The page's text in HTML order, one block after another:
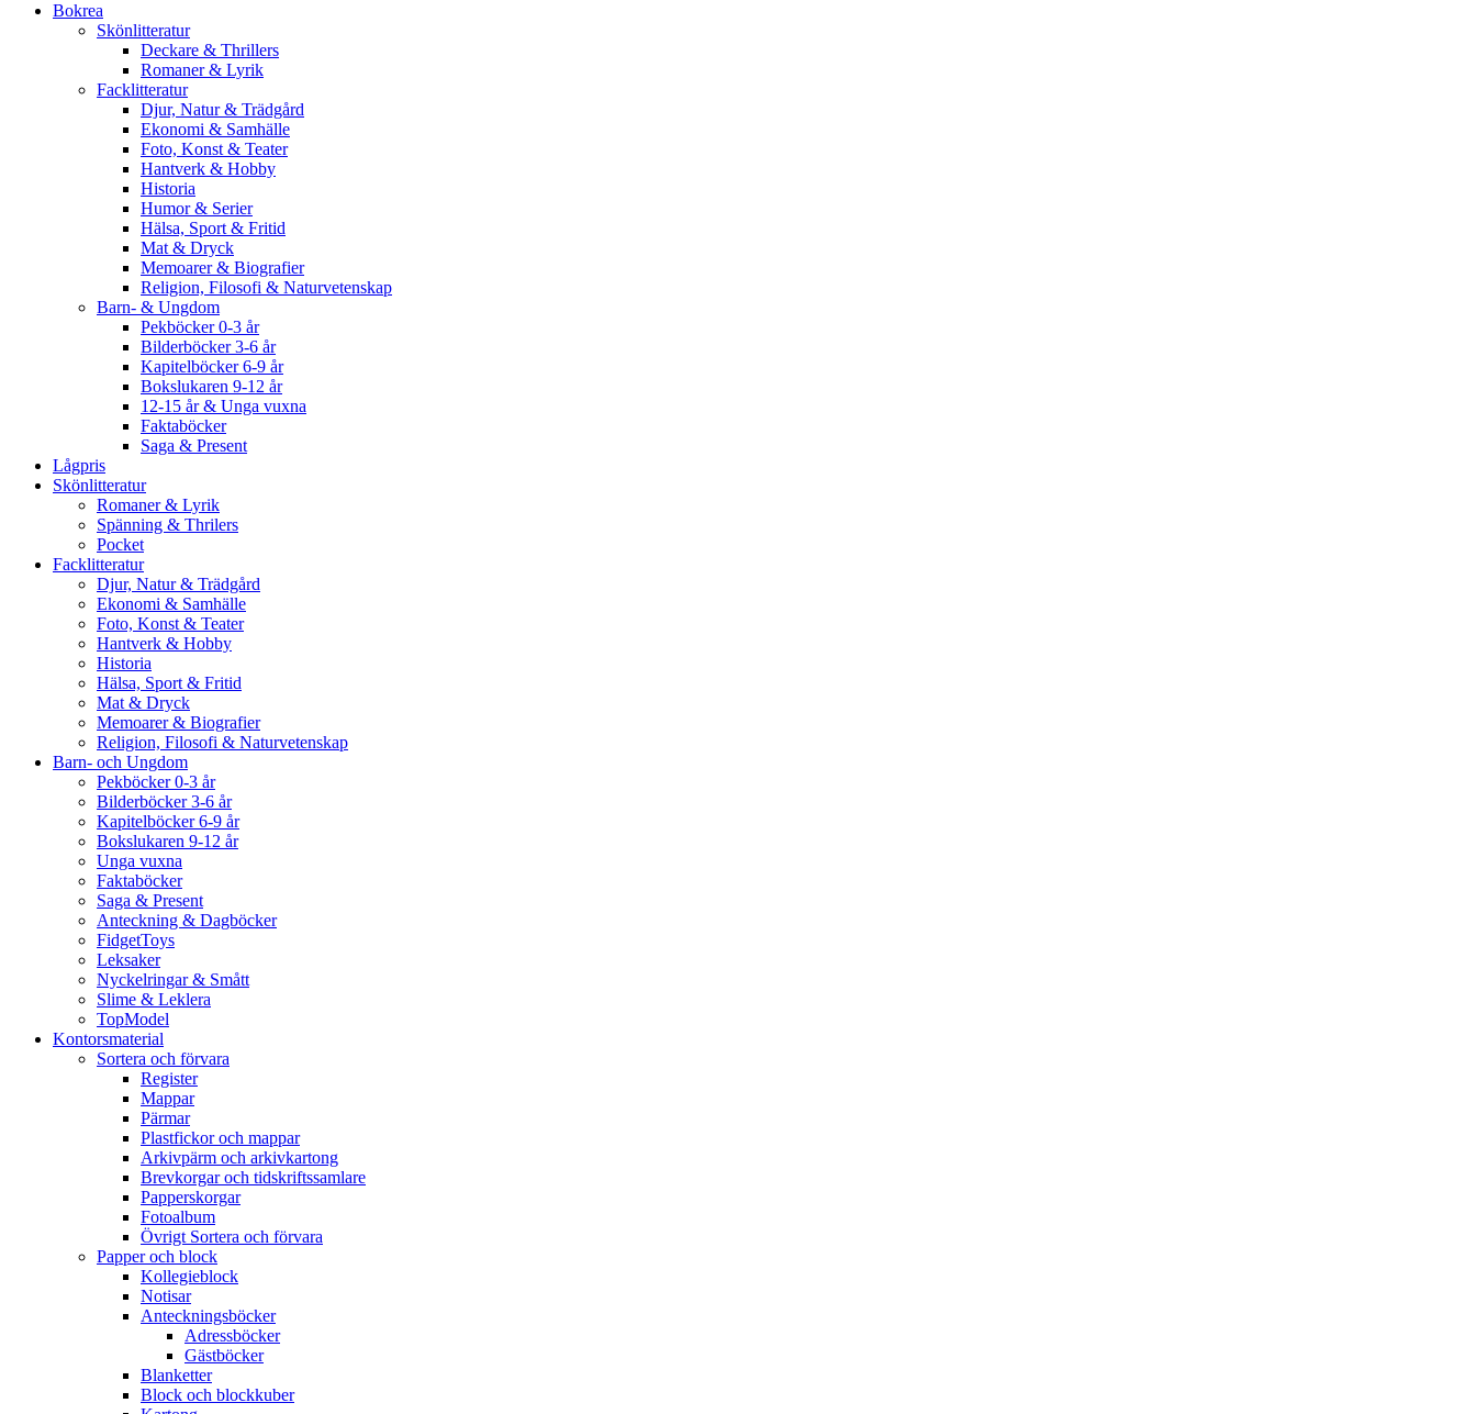
Bokrea
Skönlitteratur
Deckare & Thrillers
Romaner & Lyrik
Facklitteratur
Djur, Natur & Trädgård
Ekonomi & Samhälle
Foto, Konst & Teater
Hantverk & Hobby
Historia
Humor & Serier
Hälsa, Sport & Fritid
Mat & Dryck
Memoarer & Biografier
Religion, Filosofi & Naturvetenskap
Barn- & Ungdom
Pekböcker 0-3 år
Bilderböcker 3-6 år
Kapitelböcker 6-9 år
Bokslukaren 9-12 år
12-15 år & Unga vuxna
Faktaböcker
Saga & Present
Lågpris
Skönlitteratur
Romaner & Lyrik
Spänning & Thrilers
Pocket
Facklitteratur
Djur, Natur & Trädgård
Ekonomi & Samhälle
Foto, Konst & Teater
Hantverk & Hobby
Historia
Hälsa, Sport & Fritid
Mat & Dryck
Memoarer & Biografier
Religion, Filosofi & Naturvetenskap
Barn- och Ungdom
Pekböcker 0-3 år
Bilderböcker 3-6 år
Kapitelböcker 6-9 år
Bokslukaren 9-12 år
Unga vuxna
Faktaböcker
Saga & Present
Anteckning & Dagböcker
FidgetToys
Leksaker
Nyckelringar & Smått
Slime & Leklera
TopModel
Kontorsmaterial
Sortera och förvara
Register
Mappar
Pärmar
Plastfickor och mappar
Arkivpärm och arkivkartong
Brevkorgar och tidskriftssamlare
Papperskorgar
Fotoalbum
Övrigt Sortera och förvara
Papper och block
Kollegieblock
Notisar
Anteckningsböcker
Adressböcker
Gästböcker
Blanketter
Block och blockkuber